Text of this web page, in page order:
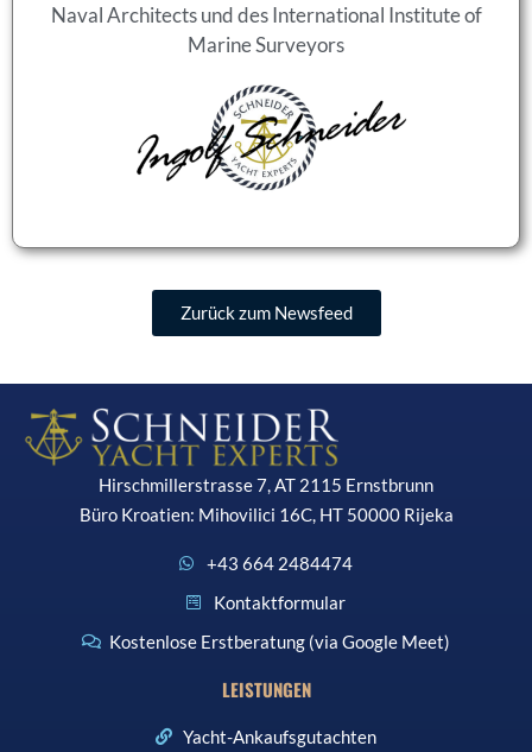
Naval Architects und des International Institute of
Marine Surveyors
Zurück zum Newsfeed
Hirschmillerstrasse 7, AT 2115 Ernstbrunn
Büro Kroatien: Mihovilici 16C, HT 50000 Rijeka
+43 664 2484474
Kontaktformular
Kostenlose Erstberatung (via Google Meet)
LEISTUNGEN
Yacht-Ankaufsgutachten